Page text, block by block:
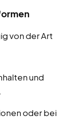
von der Art
und
oder bei